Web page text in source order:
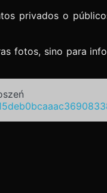
privados o
fotos, sino para